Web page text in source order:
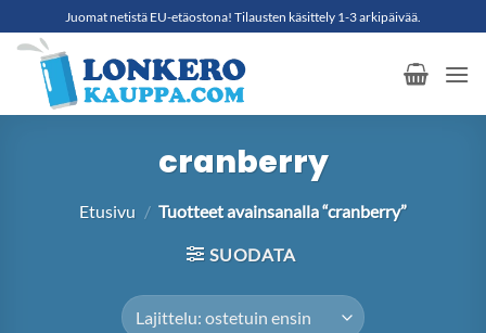
to
content
Juomat netistä EU-etäostona! Tilausten käsittely 1-3 arkipäivää.
cranberry
Etusivu / Tuotteet avainsanalla “cranberry”
SUODATA